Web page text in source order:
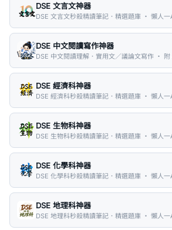
DSE 文言文神器
DSE 文言文秒殺精讀筆記．精選題庫 ・ 懶人一
DSE 中文閱讀寫作神器
DSE 中文閱讀理解．實用文／議論文寫作 ・
DSE 經濟科神器
DSE 經濟科秒殺精讀筆記．精選題庫 ・ 懶人一
DSE 生物科神器
DSE 生物科秒殺精讀筆記．精選題庫 ・ 懶人一
DSE 化學科神器
DSE 化學科秒殺精讀筆記．精選題庫 ・ 懶人一
DSE 地理科神器
DSE 地理科秒殺精讀筆記．精選題庫 ・ 懶人一